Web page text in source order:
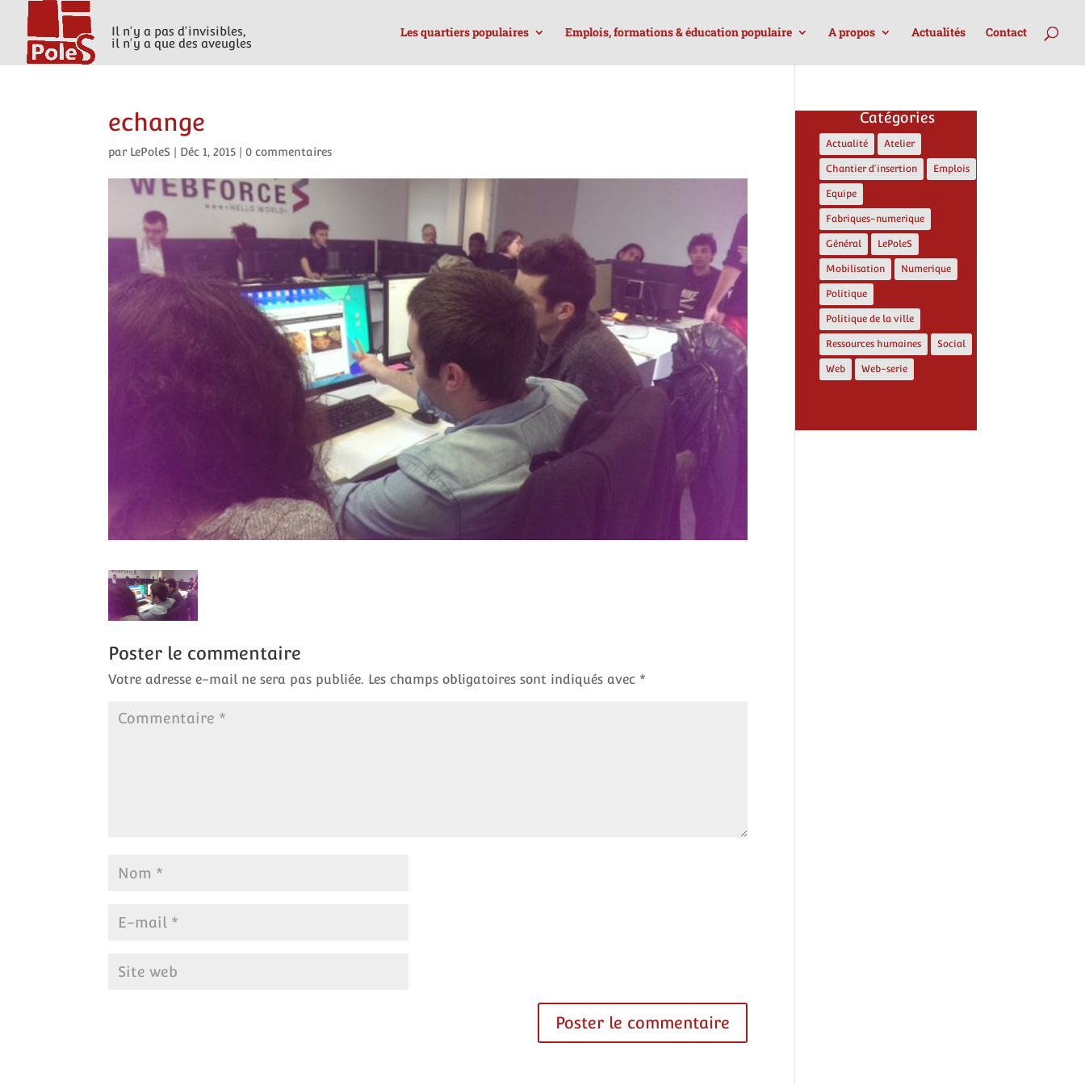
Il n'y a pas d'invisibles,
il n'y a que des aveugles
Les quartiers populaires Emplois, formations & éducation populaire A propos Actualités Contact
echange
par LePoleS Déc 1, 2015 |0 commentaires
Poster le commentaire
Votre adresse e-mail ne sera pas publiée. Les champs obligatoires sont indiqués avec *
Catégories
Actualité Atelier
Chantier d'insertion Emplois
Equipe
Fabriques-numerique
Général LePoleS
Mobilisation Numerique
Politique
Politique de la ville
Ressources humaines Social
Web Web-serie